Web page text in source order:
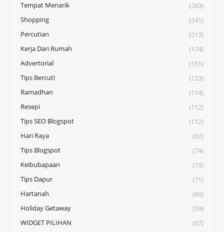
Tempat Menarik
(283)
Shopping
(241)
Percutian
(213)
Kerja Dari Rumah
(174)
Advertorial
(151)
Tips Bercuti
(123)
Ramadhan
(114)
Resepi
(112)
Tips SEO Blogspot
(112)
Hari Raya
(92)
Tips Blogspot
(74)
Keibubapaan
(73)
Tips Dapur
(71)
Hartanah
(60)
Holiday Getaway
(59)
WIDGET PILIHAN
(57)